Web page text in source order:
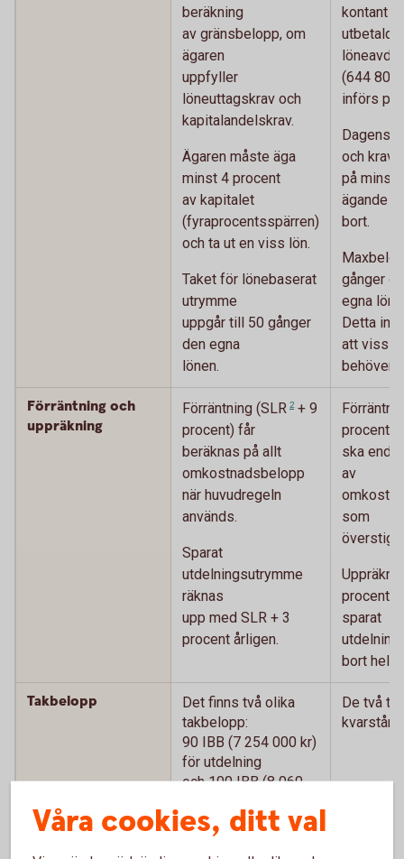
beräkning
av gränsbelopp, om
ägaren
uppfyller
löneuttagskrav och
kapitalandelskrav.
Ägaren måste äga
minst 4 procent
av kapitalet
(fyraprocentsspärren)
och ta ut en viss lön.
Taket för lönebaserat
utrymme
uppgår till 50 gånger
den egna
lönen.
kontant
utbetalda
(644 800
införs
Dagens
och
på minst
ägande
bort.
gånger
egna
Detta
att viss
behöver
Förräntning och
uppräkning
Förräntning (SLR 2+ 9
procent) får
beräknas på allt
omkostnadsbelopp
när huvudregeln
används.
Sparat
utdelningsutrymme
räknas
upp med SLR + 3
procent årligen.
procent)
ska
av
som
procent)
sparat
bort helt.
Takbelopp
Det finns två olika
takbelopp:
90 IBB (7 254 000 kr)
för utdelning
och 100 IBB (8 060
kapitalvinst.
De två
kvarstår.
Våra cookies, ditt val